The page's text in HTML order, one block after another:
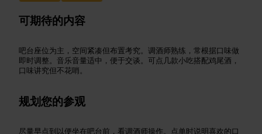
可期待的内容
吧台座位为主，空间紧凑但布置考究。调酒师熟练，常根据口味做
即时调整。音乐音量适中，便于交谈。可点几款小吃搭配鸡尾酒，
口味讲究但不花哨。
规划您的参观
尽量早点到以便坐在吧台前，看调酒师操作。点单时说明喜欢的口